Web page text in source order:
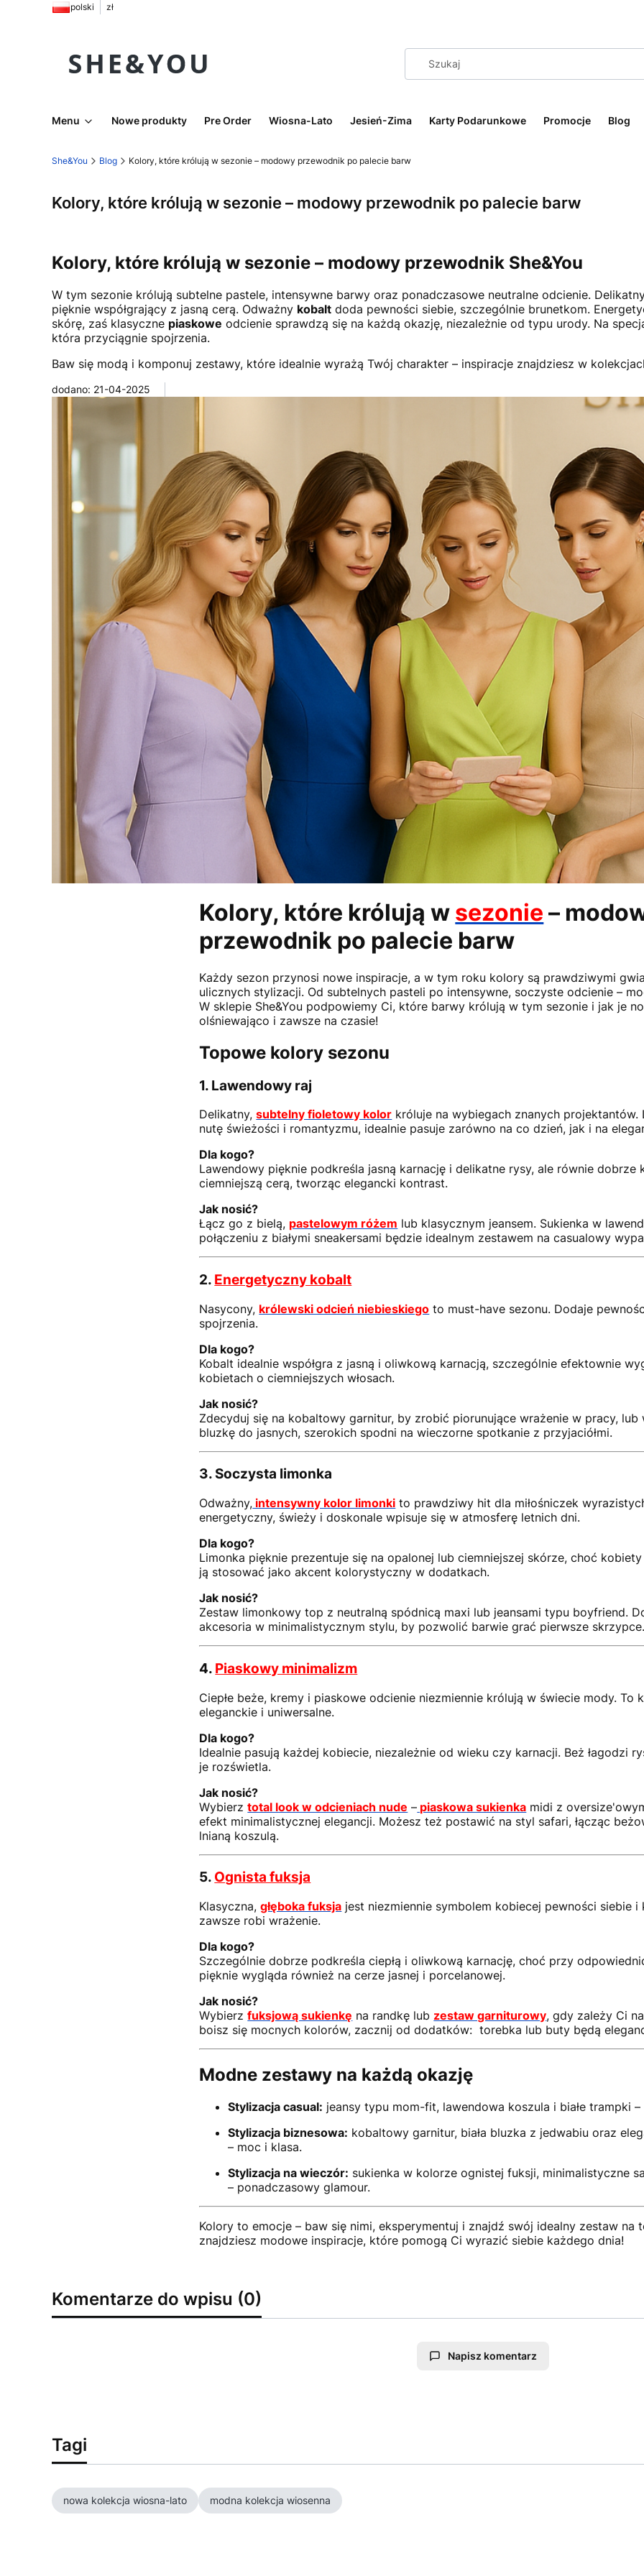
polski zł
Menu Nowe produkty Pre Order Wiosna-Lato Jesień-Zima Karty Podarunkowe Promocje Blog
She&You Blog Kolory, które królują w sezonie – modowy przewodnik po palecie barw
Kolory, które królują w sezonie – modowy przewodnik po palecie barw
Kolory, które królują w sezonie – modowy przewodnik She&You
W tym sezonie królują subtelne pastele, intensywne barwy oraz ponadczasowe neutralne odcienie.
pięknie współgrający z jasną cerą. Odważny kobalt doda pewności siebie, szczególnie brunetkom.
skórę, zaś klasyczne piaskowe odcienie sprawdzą się na każdą okazję, niezależnie od typu urody. Na
która przyciągnie spojrzenia.
Baw się modą i komponuj zestawy, które idealnie wyrażą Twój charakter – inspiracje znajdziesz w
dodano: 21-04-2025
Kolory, które królują w sezonie –
przewodnik po palecie barw
Każdy sezon przynosi nowe inspiracje, a w tym roku kolory są prawdziwymi
ulicznych stylizacji. Od subtelnych pasteli po intensywne, soczyste odcienie –
W sklepie She&You podpowiemy Ci, które barwy królują w tym sezonie i jak je
olśniewająco i zawsze na czasie!
Topowe kolory sezonu
1. Lawendowy raj
Delikatny,subtelny fioletowy kolor króluje na wybiegach znanych projektantów.
nutę świeżości i romantyzmu, idealnie pasuje zarówno na co dzień, jak i na
Dla kogo?
Lawendowy pięknie podkreśla jasną karnację i delikatne rysy, ale równie dobrze
ciemniejszą cerą, tworząc elegancki kontrast.
Jak nosić?
Łącz go z bielą, pastelowym różem lub klasycznym jeansem. Sukienka w
połączeniu z białymi sneakersami będzie idealnym zestawem na casualowy
2. Energetyczny kobalt
Nasycony, królewski odcień niebieskiego to must-have sezonu. Dodaje
spojrzenia.
Dla kogo?
Kobalt idealnie współgra z jasną i oliwkową karnacją, szczególnie efektownie
kobietach o ciemniejszych włosach.
Jak nosić?
Zdecyduj się na kobaltowy garnitur, by zrobić piorunujące wrażenie w pracy,
bluzkę do jasnych, szerokich spodni na wieczorne spotkanie z przyjaciółmi.
3.Soczysta limonka
Odważny, intensywny kolor limonki to prawdziwy hit dla miłośniczek
energetyczny, świeży i doskonale wpisuje się w atmosferę letnich dni.
Dla kogo?
Limonka pięknie prezentuje się na opalonej lub ciemniejszej skórze, choć
ją stosować jako akcent kolorystyczny w dodatkach.
Jak nosić?
Zestaw limonkowy top z neutralną spódnicą maxi lub jeansami typu boyfriend.
akcesoria w minimalistycznym stylu, by pozwolić barwie grać pierwsze
4. Piaskowy minimalizm
Ciepłe beże, kremy i piaskowe odcienie niezmiennie królują w świecie mody. To
eleganckie i uniwersalne.
Dla kogo?
Idealnie pasują każdej kobiecie, niezależnie od wieku czy karnacji. Beż łagodzi
je rozświetla.
Jak nosić?
Wybierztotal look w odcieniach nude – piaskowa sukienka midi z
efekt minimalistycznej elegancji. Możesz też postawić na styl safari, łącząc
lnianą koszulą.
5. Ognista fuksja
Klasyczna,głęboka fuksja jest niezmiennie symbolem kobiecej pewności siebie i
zawsze robi wrażenie.
Dla kogo?
Szczególnie dobrze podkreśla ciepłą i oliwkową karnację, choć przy
pięknie wygląda również na cerze jasnej i porcelanowej.
Jak nosić?
Wybierzfuksjową sukienkę na randkę lub zestaw garniturowy, gdy zależy Ci
boisz się mocnych kolorów, zacznij od dodatków: torebka lub buty będą
Modne zestawy na każdą okazję
Stylizacja casual: jeansy typu mom-fit, lawendowa koszula i białe trampki
Stylizacja biznesowa: kobaltowy garnitur, biała bluzka z jedwabiu oraz
– moc i klasa.
Stylizacja na wieczór: sukienka w kolorze ognistej fuksji, minimalistyczne
– ponadczasowy glamour.
Kolory to emocje – baw się nimi, eksperymentuj i znajdź swój idealny zestaw na
znajdziesz modowe inspiracje, które pomogą Ci wyrazić siebie każdego dnia!
Komentarze do wpisu (0)
Napisz komentarz
Tagi
nowa kolekcja wiosna-lato modna kolekcja wiosenna